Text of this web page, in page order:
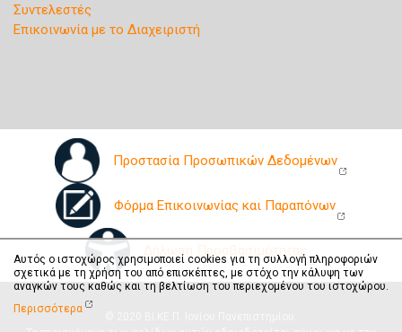
Συντελεστές
Επικοινωνία με το Διαχειριστή
Προστασία Προσωπικών Δεδομένων
Φόρμα Επικοινωνίας και Παραπόνων
Δήλωση Προσβασιμότητας
Αυτός ο ιστοχώρος χρησιμοποιεί cookies για τη συλλογή πληροφοριών
σχετικά με τη χρήση του από επισκέπτες, με στόχο την κάλυψη των
αναγκών τους καθώς και τη βελτίωση του περιεχομένου του ιστοχώρου.
Περισσότερα